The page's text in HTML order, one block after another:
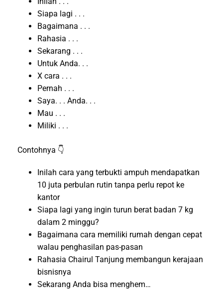
Siapa lagi . . .
Bagaimana . . .
Rahasia . . .
Sekarang . . .
Untuk Anda. . .
X cara . . .
Pernah . . .
Saya. . . Anda. . .
Mau . . .
Miliki . . .
Contohnya 👇
Inilah cara yang terbukti ampuh mendapatkan
10 juta perbulan rutin tanpa perlu repot ke
kantor
Siapa lagi yang ingin turun berat badan 7 kg
dalam 2 minggu?
Bagaimana cara memiliki rumah dengan cepat
walau penghasilan pas-pasan
Rahasia Chairul Tanjung membangun kerajaan
bisnisnya
Sekarang Anda bisa menghem…